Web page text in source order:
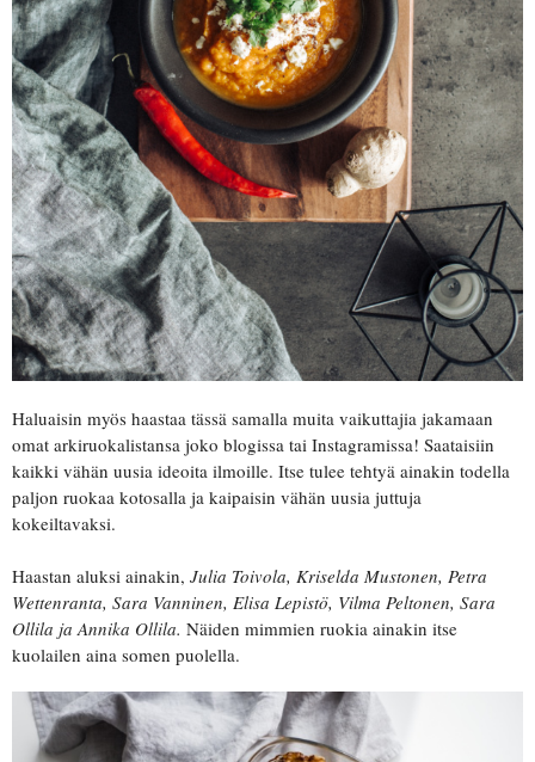
Haluaisin myös haastaa tässä samalla muita vaikuttajia jakamaan
omat arkiruokalistansa joko blogissa tai Instagramissa! Saataisiin
kaikki vähän uusia ideoita ilmoille. Itse tulee tehtyä ainakin todella
paljon ruokaa kotosalla ja kaipaisin vähän uusia juttuja
kokeiltavaksi.
Haastan aluksi ainakin, Julia Toivola, Kriselda Mustonen, Petra
Wettenranta, Sara Vanninen, Elisa Lepistö, Vilma Peltonen, Sara
Ollila ja Annika Ollila. Näiden mimmien ruokia ainakin itse
kuolailen aina somen puolella.